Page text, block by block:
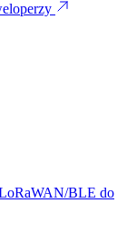
LoRaWAN/BLE do